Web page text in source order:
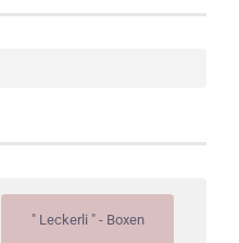
" Leckerli " - Boxen